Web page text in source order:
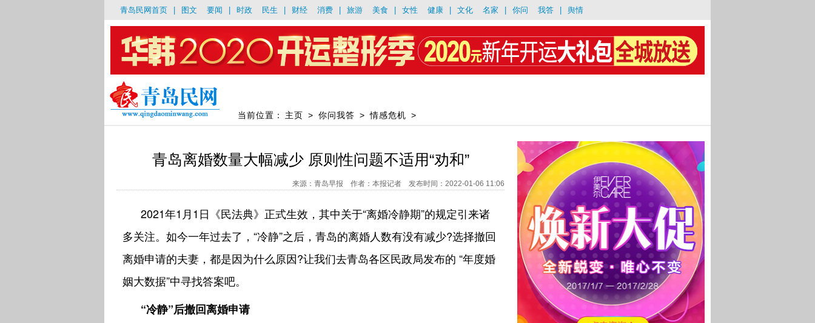
青岛民网首页 图文 要闻 时政 民生 财经 消费 旅游 美食 女性 健康 文化 名家 你问 我答 舆情
当前位置： 主页 > 你问我答 > 情感危机 >
青岛离婚数量大幅减少 原则性问题不适用“劝和”
来源：青岛早报 作者：本报记者 发布时间：2022-01-06 11:06
2021年1月1日《民法典》正式生效，其中关于“离婚冷静期”的规定引来诸
多关注。如今一年过去了，“冷静”之后，青岛的离婚人数有没有减少?选择撤回
离婚申请的夫妻，都是因为什么原因?让我们去青岛各区民政局发布的 “年度婚
姻大数据”中寻找答案吧。
“冷静”后撤回离婚申请